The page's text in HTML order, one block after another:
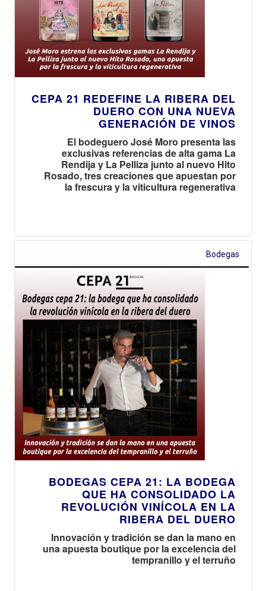
CEPA 21 REDEFINE LA RIBERA DEL
DUERO CON UNA NUEVA
GENERACIÓN DE VINOS
El bodeguero José Moro presenta las
exclusivas referencias de alta gama La
Rendija y La Pelliza junto al nuevo Hito
Rosado, tres creaciones que apuestan por
la frescura y la viticultura regenerativa
Bodegas
BODEGAS CEPA 21: LA BODEGA
QUE HA CONSOLIDADO LA
REVOLUCIÓN VINÍCOLA EN LA
RIBERA DEL DUERO
Innovación y tradición se dan la mano en
una apuesta boutique por la excelencia del
tempranillo y el terruño